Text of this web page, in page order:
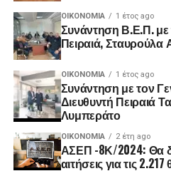
ΟΙΚΟΝΟΜΊΑ 1 έτος ago
Συνάντηση Β.Ε.Π. με
Πειραιά, Σταυρούλα
ΟΙΚΟΝΟΜΊΑ 1 έτος ago
Συνάντηση με τον
Διευθυντή Πειραιά
Λυμπεράτο
ΟΙΚΟΝΟΜΊΑ 2 έτη ago
ΑΣΕΠ -8Κ/2024: Θα
αιτήσεις για τις 2.217